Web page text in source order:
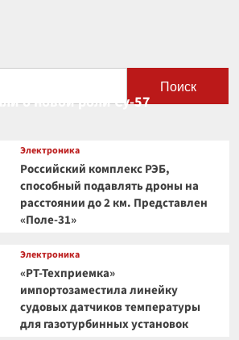
Поиск
о новой роли Су-57
Электроника
Российский комплекс РЭБ,
способный подавлять дроны на
расстоянии до 2 км. Представлен
«Поле-31»
Электроника
«РТ-Техприемка»
импортозаместила линейку
судовых датчиков температуры
для газотурбинных установок